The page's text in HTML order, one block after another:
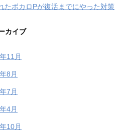
たボカロPが復活までにやった対策
カイブ
11月
8月
7月
4月
10月